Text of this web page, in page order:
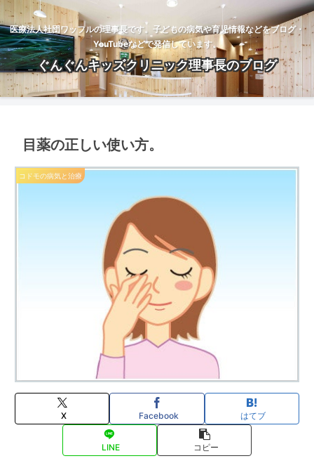
医療法人社団ワッフルの理事長です。子どもの病気や育児情報などをブログ・
YouTubeなどで発信しています。
ぐんぐんキッズクリニック理事長のブログ
目薬の正しい使い方。
コドモの病気と治療
X Facebook はてブ
LINE コピー